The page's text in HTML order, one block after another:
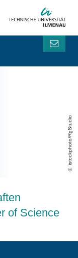
istockphoto/RgStudio
of Science